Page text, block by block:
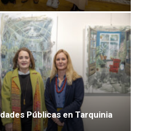
Públicas en Tarquinia